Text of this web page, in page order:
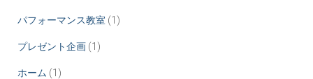
パフォーマンス教室 (1)
プレゼント企画 (1)
ホーム (1)